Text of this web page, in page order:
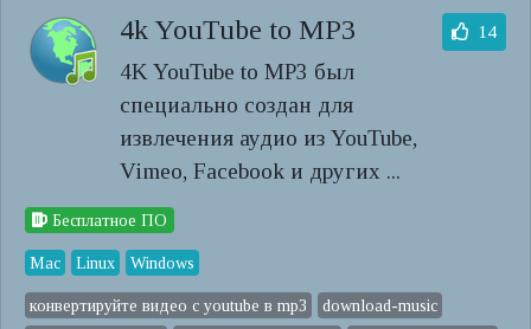
4k YouTube to MP3
4K YouTube to MP3 был
специально создан для
извлечения аудио из YouTube,
Vimeo, Facebook и других ...
14
Бесплатное ПО
Mac Linux Windows
конвертируйте видео с youtube в mp3
download-music